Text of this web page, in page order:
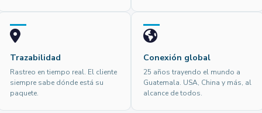
Trazabilidad
Rastreo en tiempo real. El cliente
siempre sabe dónde está su
paquete.
Conexión global
25 años trayendo el mundo a
Guatemala. USA, China y más, al
alcance de todos.